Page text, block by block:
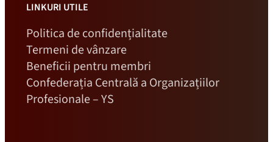
LINKURI UTILE
Politica de confidențialitate
Termeni de vânzare
Beneficii pentru membri
Confederația Centrală a Organizațiilor
Profesionale – YS